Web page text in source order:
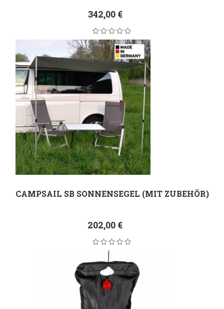
342,00 €
CAMPSAIL SB SONNENSEGEL (MIT ZUBEHÖR)
202,00 €